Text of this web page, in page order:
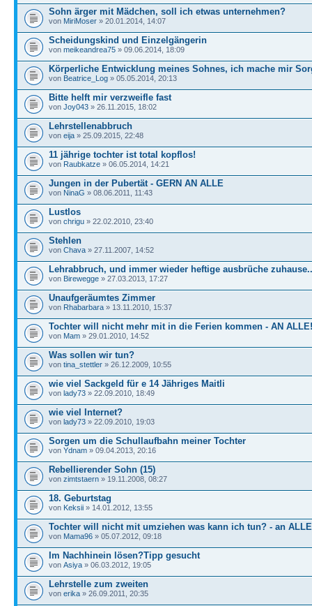
Sohn ärger mit Mädchen, soll ich etwas unternehmen?
von MiriMoser » 20.01.2014, 14:07
Scheidungskind und Einzelgängerin
von meikeandrea75 » 09.06.2014, 18:09
Körperliche Entwicklung meines Sohnes, ich mache mir
von Beatrice_Log » 05.05.2014, 20:13
Bitte helft mir verzweifle fast
von Joy043 » 26.11.2015, 18:02
Lehrstellenabbruch
von eija » 25.09.2015, 22:48
11 jährige tochter ist total kopflos!
von Raubkatze » 06.05.2014, 14:21
Jungen in der Pubertät - GERN AN ALLE
von NinaG » 08.06.2011, 11:43
Lustlos
von chrigu » 22.02.2010, 23:40
Stehlen
von Chava » 27.11.2007, 14:52
Lehrabbruch, und immer wieder heftige ausbrüche
von Birewegge » 27.03.2013, 17:27
Unaufgeräumtes Zimmer
von Rhabarbara » 13.11.2010, 15:37
Tochter will nicht mehr mit in die Ferien kommen - AN ALLE!
von Mam » 29.01.2010, 14:52
Was sollen wir tun?
von tina_stettler » 26.12.2009, 10:55
wie viel Sackgeld für e 14 Jähriges Maitli
von lady73 » 22.09.2010, 18:49
wie viel Internet?
von lady73 » 22.09.2010, 19:03
Sorgen um die Schullaufbahn meiner Tochter
von Ydnam » 09.04.2013, 20:16
Rebellierender Sohn (15)
von zimtstaern » 19.11.2008, 08:27
18. Geburtstag
von Keksii » 14.01.2012, 13:55
Tochter will nicht mit umziehen was kann ich tun? - an ALLE
von Mama96 » 05.07.2012, 09:18
Im Nachhinein lösen?Tipp gesucht
von Asiya » 06.03.2012, 19:05
Lehrstelle zum zweiten
von erika » 26.09.2011, 20:35